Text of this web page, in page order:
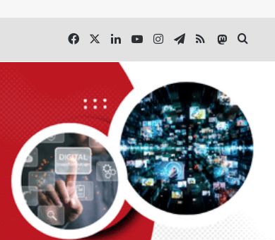
FacebookLinkedInYouTubeInstagramTelegram
RSSMastodon